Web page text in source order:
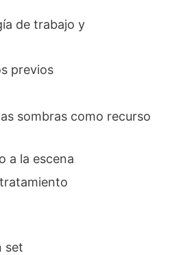
de trabajo y
previos
sombras como recurso
a la escena
set